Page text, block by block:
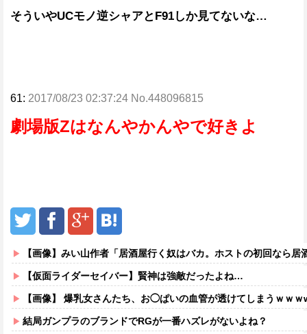
そういやUCモノ逆シャアとF91しか見てないな…
61: 2017/08/23 02:37:24 No.448096815
劇場版Zはなんやかんやで好きよ
【画像】みい山作者「居酒屋行く奴はバカ。ホストの初回なら居酒屋より安く飲
【仮面ライダーセイバー】賢神は強敵だったよね…
【画像】 爆乳女さんたち、お◯ぱいの血管が透けてしまうｗｗ
結局ガンプラのブランドでRGが一番ハズレがないよね？